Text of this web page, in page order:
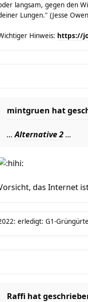
langsam, gegen den
Lungen." (Jesse
Hinweis: https://
mintgruen hat
...Alternative 2...
das Internet
erledigt: G1-
Raffi hat